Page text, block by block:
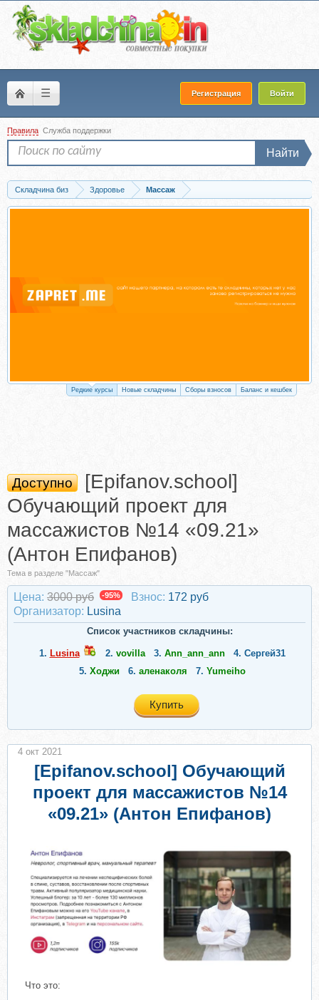
☰ Регистрация Войти
Правила Служба поддержки
Найти
Складчина биз Здоровье
Массаж
Скачать [Epifanov.school] Обучающий проект для массажистов №14 «09.21»...
Редкие курсы Новые складчины Сборы взносов Баланс и кешбек
Доступно
[Epifanov.school]
Обучающий проект для
массажистов №14 «09.21»
(Антон Епифанов)
Тема в разделе "Массаж"
Цена: 3000 руб -95% Взнос: 172 руб
Организатор: Lusina
Список участников складчины:
1. Lusina 2. vovilla 3. Ann_ann_ann 4. Сергей31
5. Ходжи 6. аленаколя 7. Yumeiho
Купить
[Epifanov.school] Обучающий
проект для массажистов №14
«09.21» (Антон Епифанов)
Что это:
4 окт 2021